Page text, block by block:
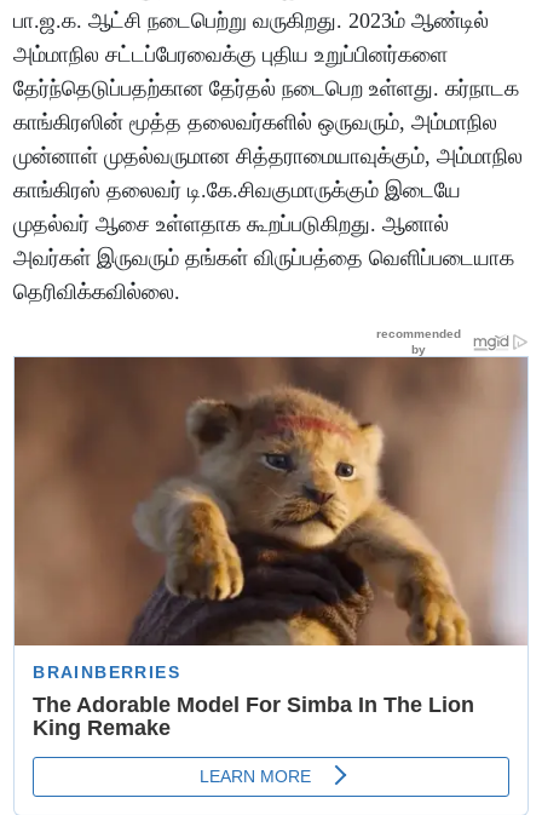
பா.ஜ.க. ஆட்சி நடைபெற்று வருகிறது. 2023ம் ஆண்டில்
அம்மாநில சட்டப்பேரவைக்கு புதிய உறுப்பினர்களை
தேர்ந்தெடுப்பதற்கான தேர்தல் நடைபெற உள்ளது. கர்நாடக
காங்கிரஸின் மூத்த தலைவர்களில் ஒருவரும், அம்மாநில
முன்னாள் முதல்வருமான சித்தராமையாவுக்கும், அம்மாநில
காங்கிரஸ் தலைவர் டி.கே.சிவகுமாருக்கும் இடையே
முதல்வர் ஆசை உள்ளதாக கூறப்படுகிறது. ஆனால்
அவர்கள் இருவரும் தங்கள் விருப்பத்தை வெளிப்படையாக
தெரிவிக்கவில்லை.